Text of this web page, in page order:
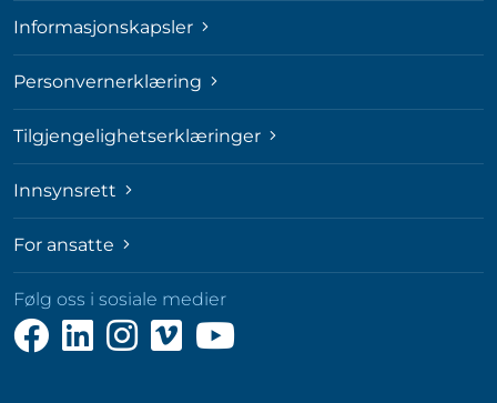
Informasjonskapsler
Personvernerklæring
Tilgjengelighetserklæringer
Innsynsrett
For ansatte
Følg oss i sosiale medier
Følg
oss
Følg
oss
Følg
oss
Følg
oss
Følg
oss